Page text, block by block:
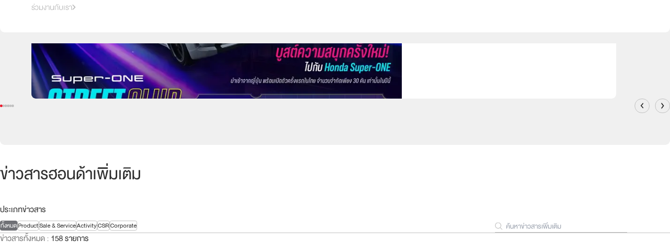
ร่วมงานกับเรา
ข่าวสารฮอนด้าเพิ่มเติม
ประเภทข่าวสาร
ทั้งหมดProductSale & ServiceActivityCSRCorporate
ข่าวสารทั้งหมด: 158 รายการ